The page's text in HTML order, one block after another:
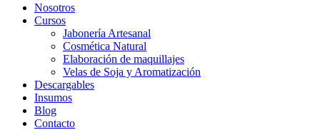
Nosotros
Cursos
Jabonería Artesanal
Cosmética Natural
Elaboración de maquillajes
Velas de Soja y Aromatización
Descargables
Insumos
Blog
Contacto